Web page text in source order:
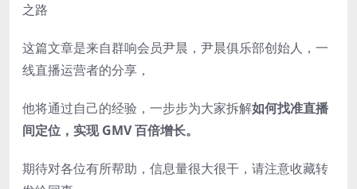
这篇文章是来自群响会员尹晨，尹晨俱乐部创始人，一
线直播运营者的分享，
他将通过自己的经验，一步步为大家拆解如何找准直播
间定位，实现 GMV 百倍增长。
期待对各位有所帮助，信息量很大很干，请注意收藏转